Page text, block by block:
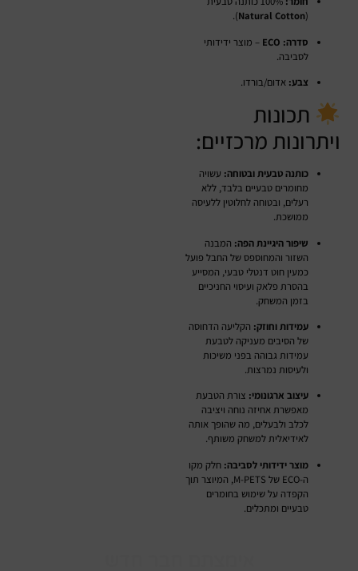
(
Natural Cotton
).
סדרה: ECO – מוצר ידידותי
לסביבה.
צבע: אדום/בורדו.
תכונות
ויתרונות מרכזיים:
כותנה טבעית ובטוחה: עשויה
מחומרים טבעיים בלבד, ללא
רעלים, ובטוחה לחלוטין ללעיסה
ממושכת.
שיפור היגיינת הפה: המבנה
השזור והמחוספס של החבל פועל
כמעין חוט דנטלי טבעי, המסייע
בהסרת פלאק ועיסוי החניכיים
בזמן המשחק.
עמידות וחוזק: הקליעה הדחוסה
של הסיבים מעניקה לטבעת
עמידות גבוהה בפני משיכות
ולעיסות נמרצות.
עיצוב ארגונומי: צורת הטבעת
מאפשרת אחיזה נוחה ויציבה
לכלב ולבעלים, מה שהופך אותה
לאידיאלית למשחק משותף.
מוצר ידידותי לסביבה: חלק מקו
ה-ECO של M-PETS, המיוצר תוך
הקפדה על שימוש בחומרים
טבעיים ומתכלים.